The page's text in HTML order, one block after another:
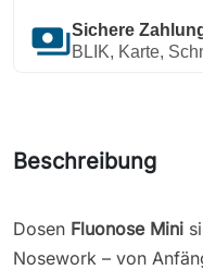
paymentsSichere
BLIK, Karte,
Beschreibung
Dosen Fluonose Mini
Nosework – von